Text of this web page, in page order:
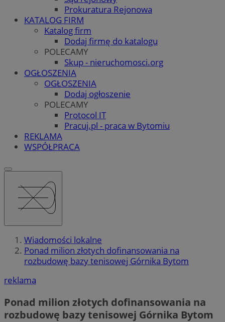
Prokuratura Rejonowa
KATALOG FIRM
Katalog firm
Dodaj firmę do katalogu
POLECAMY
Skup - nieruchomosci.org
OGŁOSZENIA
OGŁOSZENIA
Dodaj ogłoszenie
POLECAMY
Protocol IT
Pracuj.pl - praca w Bytomiu
REKLAMA
WSPÓŁPRACA
Wiadomości lokalne
Ponad milion złotych dofinansowania na
rozbudowę bazy tenisowej Górnika Bytom
reklama
Ponad milion złotych dofinansowania na
rozbudowę bazy tenisowej Górnika Bytom